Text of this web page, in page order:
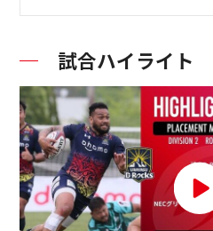
試合ハイライト